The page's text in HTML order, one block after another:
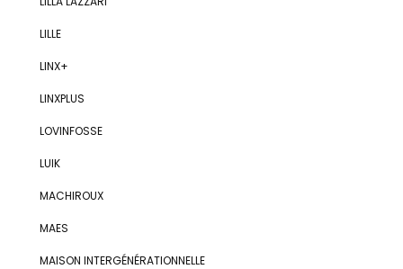
LILLE
LINX+
LINXPLUS
LOVINFOSSE
LUIK
MACHIROUX
MAES
MAISON INTERGÉNÉRATIONNELLE